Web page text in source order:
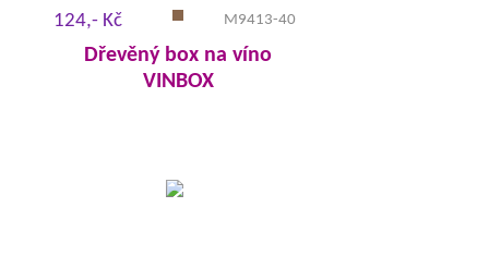
124,- Kč M9413-40
Dřevěný box na víno
VINBOX